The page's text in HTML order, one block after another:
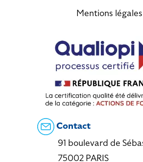
Mentions légales
Contact
91 boulevard de
75002 PARIS